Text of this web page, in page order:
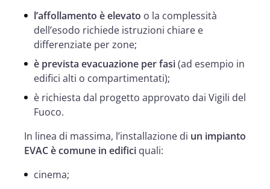
l’affollamento è elevato o la complessità
dell’esodo richiede istruzioni chiare e
differenziate per zone;
è prevista evacuazione per fasi(ad esempio in
edifici alti o compartimentati);
è richiesta dal progetto approvato dai Vigili del
Fuoco.
In linea di massima, l’installazione di un impianto
EVAC è comune in edifici quali:
cinema;